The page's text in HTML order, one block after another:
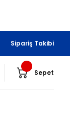
Sipariş Takibi
Sepet